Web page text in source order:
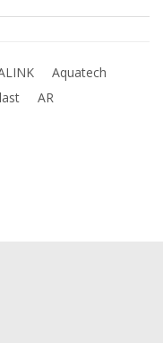
Aquatech
AR